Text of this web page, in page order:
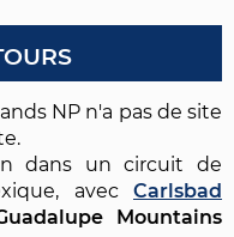
NP n'a pas de site
dans un circuit de
avec Carlsbad
Mountains